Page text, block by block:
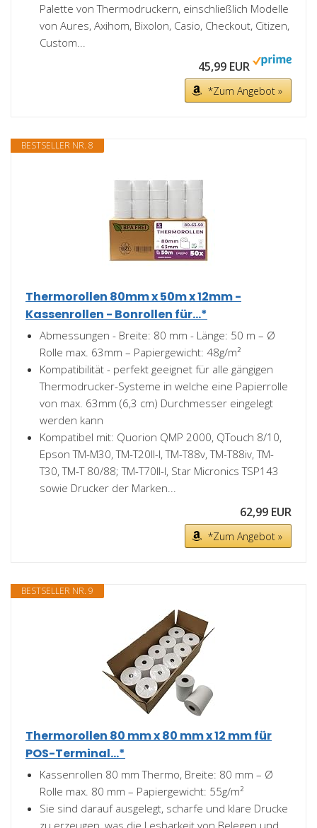
Palette von Thermodruckern, einschließlich Modelle
von Aures, Axihom, Bixolon, Casio, Checkout, Citizen,
Custom...
45,99 EUR
*Zum Angebot »
BESTSELLER NR. 8
Thermorollen 80mm x 50m x 12mm -
Kassenrollen - Bonrollen für...*
Abmessungen - Breite: 80 mm - Länge: 50 m – Ø
Rolle max. 63mm – Papiergewicht: 48g/m²
Kompatibilität - perfekt geeignet für alle gängigen
Thermodrucker-Systeme in welche eine Papierrolle
von max. 63mm (6,3 cm) Durchmesser eingelegt
werden kann
Kompatibel mit: Quorion QMP 2000, QTouch 8/10,
Epson TM-M30, TM-T20II-I, TM-T88v, TM-T88iv, TM-
T30, TM-T 80/88; TM-T70II-I, Star Micronics TSP143
sowie Drucker der Marken...
62,99 EUR
*Zum Angebot »
BESTSELLER NR. 9
Thermorollen 80 mm x 80 mm x 12 mm für
POS-Terminal...*
Kassenrollen 80 mm Thermo, Breite: 80 mm – Ø
Rolle max. 80 mm – Papiergewicht: 55g/m²
Sie sind darauf ausgelegt, scharfe und klare Drucke